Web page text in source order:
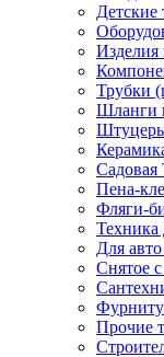
Детские
Изделия
Трубки
Шланги
Садовая
Пена-
Фляги-
Техника
Для
Снятое
Прочие